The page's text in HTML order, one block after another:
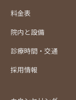
料金表
院内と設備
診療時間・交通
採用情報